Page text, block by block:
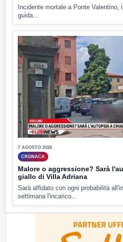
Incidente mortale a Ponte Valentino,
guida...
7 AGOSTO 2026
CRONACA
Malore o aggressione? Sarà
giallo di Villa Adriana
Sarà affidato con ogni probabilità
settimana l'incarico...